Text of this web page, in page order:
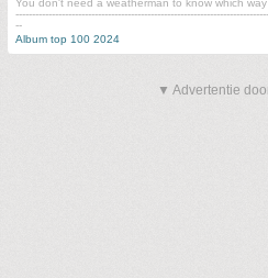
You don't need a weatherman to know which way
--
Album top 100 2024
▼ Advertentie